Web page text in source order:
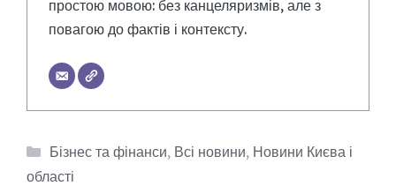
простою мовою: без канцеляризмів, але з
повагою до фактів і контексту.
Категорії
Бізнес та фінанси, Всі новини, Новини Києва і
області